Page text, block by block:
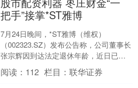
把手”接掌*ST雅博
7月24日晚间，*ST雅博（维权）
（002323.SZ）发布公告称，公司董事长
张宗辉因到达法定退休年龄，近日已提
交书面辞职报告，辞去第七届董事会董
事长及董事职务....
阅读： 112 栏目：联华证券